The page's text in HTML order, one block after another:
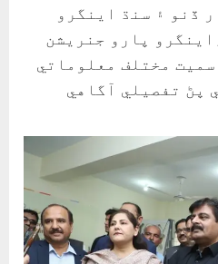
ڏنو ۽ سنڌ اينگرو
پارو جنريشن
مختلف معلوماتي
پڻ تفصيلي آگاهي